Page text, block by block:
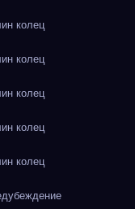
колец
колец
колец
колец
колец